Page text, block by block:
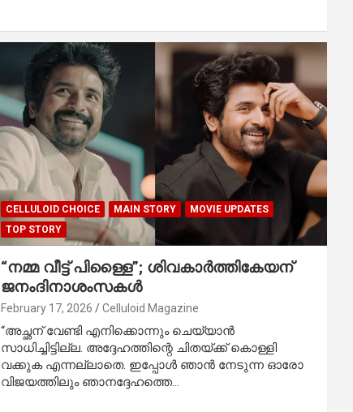
CELLULOID CHOICE MAIN STORY
MOVIE UPDATES
TOP STORY
“നമ്മ വീട്ട് പിള്ളൈ”; ശിവകാർത്തികേയന്
ജനംദിനാശംസകൾ
February 17, 2026 Celluloid Magazine
“അച്ഛന് വേണ്ടി എനിക്കൊന്നും ചെയ്യാൻ
സാധിച്ചിട്ടില്ല. അദ്ദേഹത്തിന്റെ ചിതയ്ക്ക് കൊള്ളി
വക്കുക എന്നല്ലാതെ. ഇപ്പോൾ ഞാൻ നേടുന്ന ഓരോ
വിജയത്തിലും ഞാനദ്ദേഹത്തെ…